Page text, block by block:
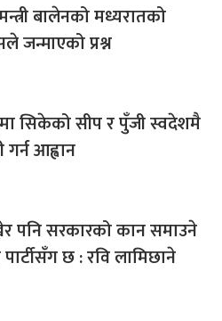
बालेनको मध्यरातको
जन्माएको प्रश्न
सिकेको सीप र पुँजी स्वदेशमै
गर्न आह्वान
पनि सरकारको कान समाउने
पार्टीसँग छ : रवि लामिछाने